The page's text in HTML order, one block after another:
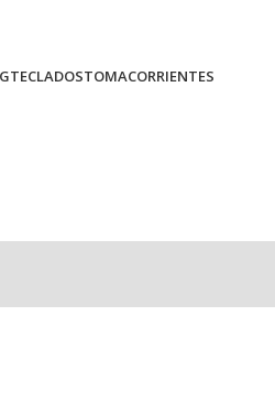
TECLADOSTOMACORRIENTES